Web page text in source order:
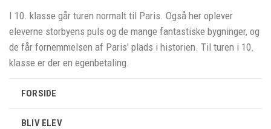
I 10. klasse går turen normalt til Paris. Også her oplever
eleverne storbyens puls og de mange fantastiske bygninger, og
de får fornemmelsen af Paris' plads i historien. Til turen i 10.
klasse er der en egenbetaling.
FORSIDE
BLIV ELEV